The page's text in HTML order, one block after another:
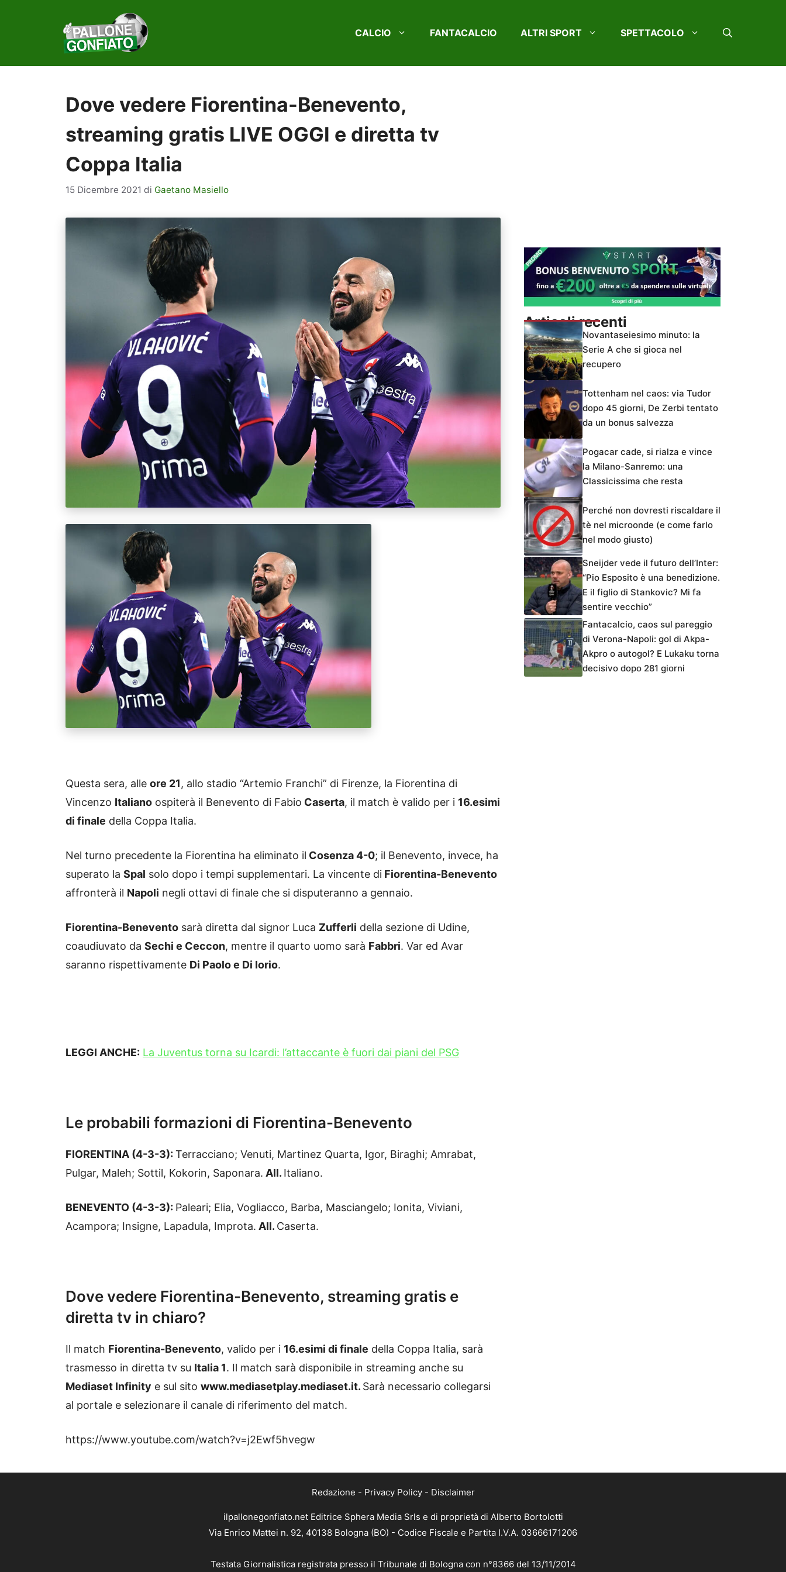
CALCIO FANTACALCIO ALTRI SPORT SPETTACOLO
Dove vedere Fiorentina-Benevento,
streaming gratis LIVE OGGI e diretta tv
Coppa Italia
15 Dicembre 2021 di Gaetano Masiello
Questa sera, alle ore 21, allo stadio “Artemio Franchi” di Firenze, la Fiorentina di
Vincenzo Italiano ospiterà il Benevento di Fabio Caserta, il match è valido per i 16.esimi
di finale della Coppa Italia.
Nel turno precedente la Fiorentina ha eliminato il Cosenza 4-0; il Benevento, invece, ha
superato la Spal solo dopo i tempi supplementari. La vincente di Fiorentina-Benevento
affronterà il Napoli negli ottavi di finale che si disputeranno a gennaio.
Fiorentina-Benevento sarà diretta dal signor Luca Zufferli della sezione di Udine,
coaudiuvato da Sechi e Ceccon, mentre il quarto uomo sarà Fabbri. Var ed Avar
saranno rispettivamente Di Paolo e Di Iorio.
LEGGI ANCHE: La Juventus torna su Icardi: l’attaccante è fuori dai piani del PSG
Le probabili formazioni di Fiorentina-Benevento
FIORENTINA (4-3-3): Terracciano; Venuti, Martinez Quarta, Igor, Biraghi; Amrabat,
Pulgar, Maleh; Sottil, Kokorin, Saponara. All. Italiano.
BENEVENTO (4-3-3): Paleari; Elia, Vogliacco, Barba, Masciangelo; Ionita, Viviani,
Acampora; Insigne, Lapadula, Improta. All. Caserta.
Dove vedere Fiorentina-Benevento, streaming gratis e
diretta tv in chiaro?
Il match Fiorentina-Benevento, valido per i 16.esimi di finale della Coppa Italia, sarà
trasmesso in diretta tv su Italia 1. Il match sarà disponibile in streaming anche su
Mediaset Infinity e sul sito www.mediasetplay.mediaset.it. Sarà necessario collegarsi
al portale e selezionare il canale di riferimento del match.
https://www.youtube.com/watch?v=j2Ewf5hvegw
Articoli recenti
Novantaseiesimo minuto: la
Serie A che si gioca nel
recupero
Tottenham nel caos: via Tudor
dopo 45 giorni, De Zerbi tentato
da un bonus salvezza
Pogacar cade, si rialza e vince
la Milano-Sanremo: una
Classicissima che resta
Perché non dovresti riscaldare il
tè nel microonde (e come farlo
nel modo giusto)
Sneijder vede il futuro dell’Inter:
“Pio Esposito è una benedizione.
E il figlio di Stankovic? Mi fa
sentire vecchio”
Fantacalcio, caos sul pareggio
di Verona-Napoli: gol di Akpa-
Akpro o autogol? E Lukaku torna
decisivo dopo 281 giorni
Redazione - Privacy Policy- Disclaimer
ilpallonegonfiato.net Editrice Sphera Media Srls e di proprietà di Alberto Bortolotti
Via Enrico Mattei n. 92, 40138 Bologna (BO) - Codice Fiscale e Partita I.V.A. 03666171206
Testata Giornalistica registrata presso il Tribunale di Bologna con n°8366 del 13/11/2014